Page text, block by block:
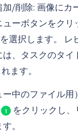
/削除: 画像にカ
ーボタンをクリ
選択します。 レ
、タスクのタイ
ます。
中のファイル用
1
をクリックし、
。